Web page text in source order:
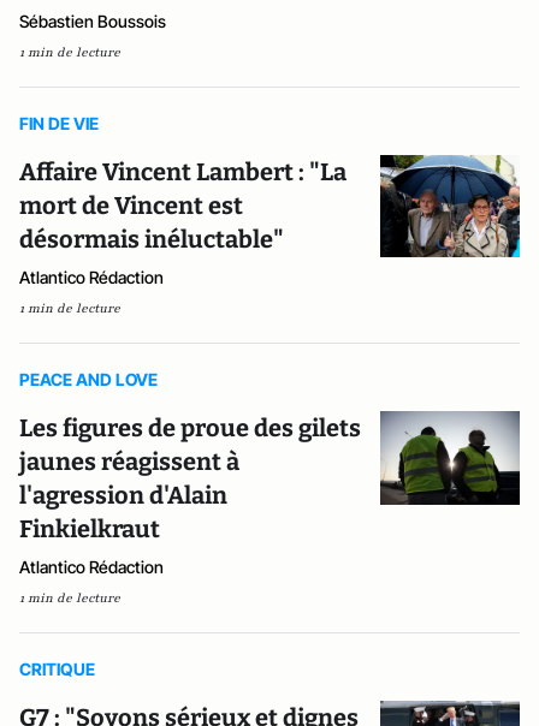
Sébastien Boussois
1 min de lecture
FIN DE VIE
Affaire Vincent Lambert : "La
mort de Vincent est
désormais inéluctable"
Atlantico Rédaction
1 min de lecture
PEACE AND LOVE
Les figures de proue des gilets
jaunes réagissent à
l'agression d'Alain
Finkielkraut
Atlantico Rédaction
1 min de lecture
CRITIQUE
G7 : "Soyons sérieux et dignes